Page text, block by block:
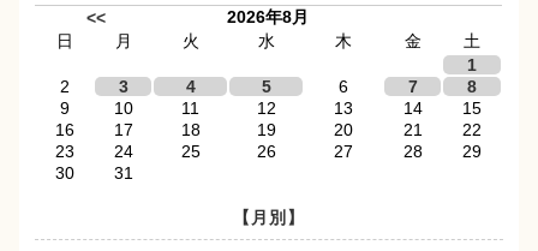
<<
2026年8月
日
月 火 水 木 金
土
1
2
3 4 5 6 7
8
9
10 11 12 13 14
15
16
17 18 19 20 21
22
23
24 25 26 27 28
29
30
31
【月別】